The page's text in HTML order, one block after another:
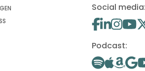
Social media:
Podcast: